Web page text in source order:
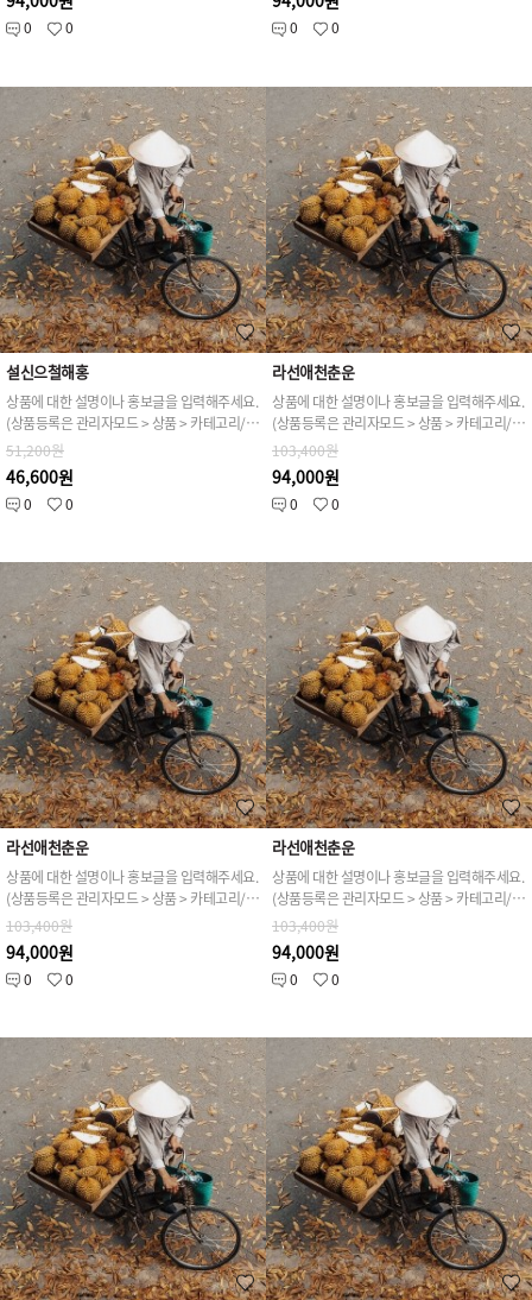
0 0 0 0
설신으철해홍
상품에 대한 설명이나 홍보글을 입력해주세요.
(상품등록은 관리자모드 > 상품 > 카테고리/상품관리 > 상품등록 가능)
51,200원
46,600원
0 0
라선애천춘운
상품에 대한 설명이나 홍보글을 입력해주세요.
(상품등록은 관리자모드 > 상품 > 카테고리/상품관리 > 상품등록 가능)
103,400원
94,000원
0 0
라선애천춘운
상품에 대한 설명이나 홍보글을 입력해주세요.
(상품등록은 관리자모드 > 상품 > 카테고리/상품관리 > 상품등록 가능)
103,400원
94,000원
0 0
라선애천춘운
상품에 대한 설명이나 홍보글을 입력해주세요.
(상품등록은 관리자모드 > 상품 > 카테고리/상품관리 > 상품등록 가능)
103,400원
94,000원
0 0